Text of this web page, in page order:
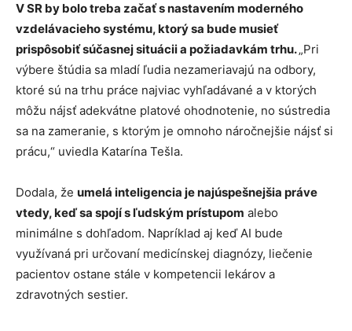
V SR by bolo treba začať s nastavením moderného
vzdelávacieho systému, ktorý sa bude musieť
prispôsobiť súčasnej situácii a požiadavkám trhu.„Pri
výbere štúdia sa mladí ľudia nezameriavajú na odbory,
ktoré sú na trhu práce najviac vyhľadávané a v ktorých
môžu nájsť adekvátne platové ohodnotenie, no sústredia
sa na zameranie, s ktorým je omnoho náročnejšie nájsť si
prácu,“ uviedla Katarína Tešla.
Dodala, že umelá inteligencia je najúspešnejšia práve
vtedy, keď sa spojí s ľudským prístupom alebo
minimálne s dohľadom. Napríklad aj keď AI bude
využívaná pri určovaní medicínskej diagnózy, liečenie
pacientov ostane stále v kompetencii lekárov a
zdravotných sestier.